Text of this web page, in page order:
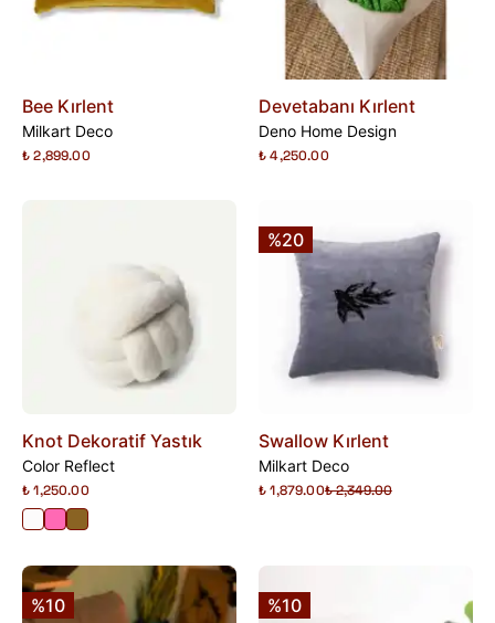
Bee Kırlent
Milkart Deco
₺ 2,899.00
Devetabanı Kırlent
Deno Home Design
₺ 4,250.00
Knot Dekoratif Yastık
Color Reflect
₺ 1,250.00
%20
Swallow Kırlent
Milkart Deco
₺ 1,879.00₺ 2,349.00
%10 %10